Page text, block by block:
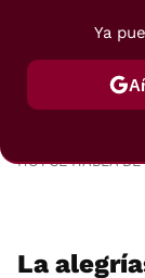
POSTRES
HOY SE HABLA DE
La
Ya